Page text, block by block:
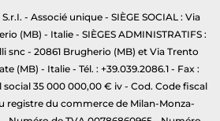
- Associé unique - SIÈGE SOCIAL : Via
(MB) - Italie - SIÈGES ADMINISTRATIFS :
snc - 20861 Brugherio (MB) et Via Trento
(MB) - Italie - Tél. : +39.039.2086.1 - Fax :
social 35 000 000,00 € iv - Cod. Code fiscal
registre du commerce de Milan-Monza-